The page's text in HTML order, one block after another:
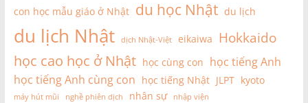
con học mẫu giáo ở Nhật du học Nhật du lịch
du lịch Nhật dịch Nhật-Việt eikaiwa Hokkaido
học cao học ở Nhật học cùng con học tiếng Anh
học tiếng Anh cùng con học tiếng Nhật JLPT kyoto
máy hút mũi nghề phiên dịch nhân sự nhập viện